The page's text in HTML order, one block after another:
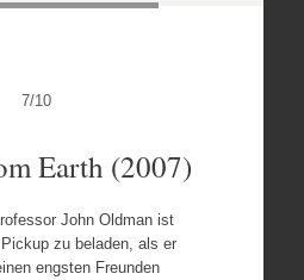
7/10
Earth (2007)
John Oldman ist
zu beladen, als er
engsten Freunden